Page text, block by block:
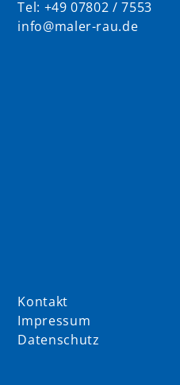
Tel: +49 07802 / 7553
info@maler-rau.de
Kontakt
Impressum
Datenschutz